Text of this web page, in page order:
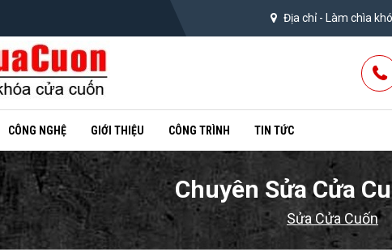
Địa chỉ - Làm chìa
CÔNG NGHỆ GIỚI THIỆU CÔNG TRÌNH TIN TỨC
Chuyên Sửa Cửa
Sửa Cửa Cuốn